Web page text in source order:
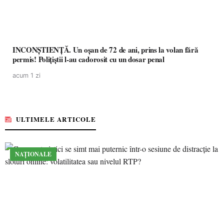
INCONȘTIENȚĂ. Un oșan de 72 de ani, prins la volan fără
permis! Polițiștii l-au cadorosit cu un dosar penal
acum 1 zi
ULTIMELE ARTICOLE
NAȚIONALE